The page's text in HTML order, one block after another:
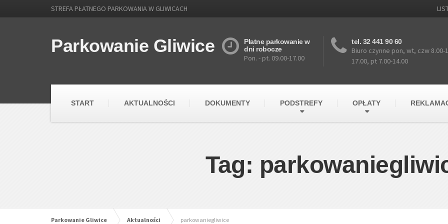
STREFA PŁATNEGO PARKOWANIA W GLIWICACH
Parkowanie Gliwice
Płatne parkowanie w
dni robocze
Pon. - pt. 09.00-17.00
tel. 32 441 90 60
Biuro czynne pon, wt, czw 8.00-
17.00, pt 7.00-14.00
START AKTUALNOŚCI DOKUMENTY PODSTREFY OPŁATY
Tag:
Parkowanie Gliwice Aktualności parkowaniegliwice